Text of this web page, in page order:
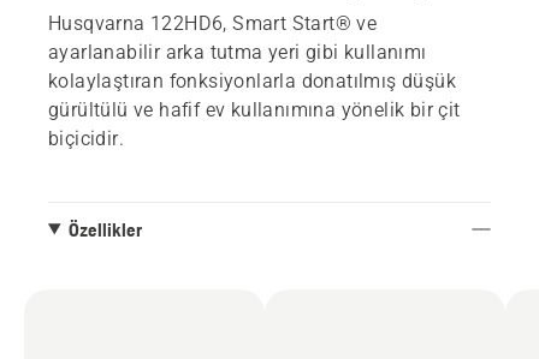
Husqvarna 122HD6, Smart Start® ve
ayarlanabilir arka tutma yeri gibi kullanımı
kolaylaştıran fonksiyonlarla donatılmış düşük
gürültülü ve hafif ev kullanımına yönelik bir çit
biçicidir.
Özellikler